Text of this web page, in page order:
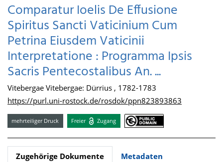
Comparatur Ioelis De Effusione
Spiritus Sancti Vaticinium Cum
Petrina Eiusdem Vaticinii
Interpretatione : Programma Ipsis
Sacris Pentecostalibus An. ...
Vitebergae Vitebergae: Dürrius , 1782-1783
https://purl.uni-rostock.de/rosdok/ppn823893863
mehrteiliger Druck Freier Zugang
Zugehörige Dokumente
Metadaten